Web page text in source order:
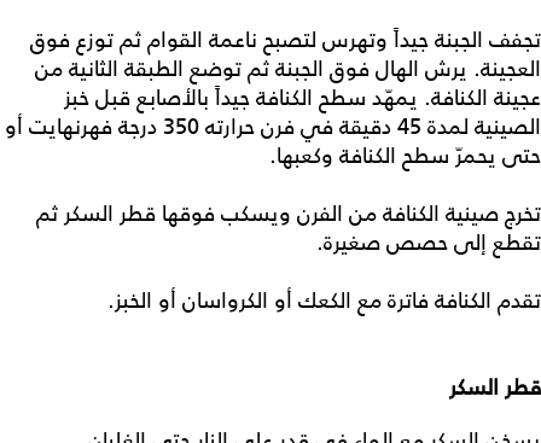
تجفف الجبنة جيداً وتهرس لتصبح ناعمة القوام ثم توزع فوق
العجينة. يرش الهال فوق الجبنة ثم توضع الطبقة الثانية من
عجينة الكنافة. يمهّد سطح الكنافة جيداً بالأصابع قبل خبز
الصينية لمدة 45 دقيقة في فرن حرارته 350 درجة فهرنهايت أو
حتى يحمرّ سطح الكنافة وكعبها.
تخرج صينية الكنافة من الفرن ويسكب فوقها قطر السكر ثم
تقطع إلى حصص صغيرة.
تقدم الكنافة فاترة مع الكعك أو الكرواسان أو الخبز.
قطر السكر